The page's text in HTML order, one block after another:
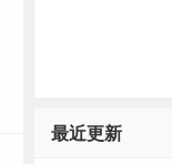
最近更新